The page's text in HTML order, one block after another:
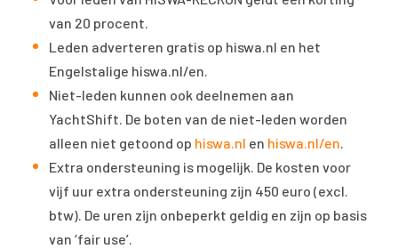
van 20 procent.
Leden adverteren gratis op hiswa.nl en het
Engelstalige hiswa.nl/en.
Niet-leden kunnen ook deelnemen aan
YachtShift. De boten van de niet-leden worden
alleen niet getoond op hiswa.nl en hiswa.nl/en.
Extra ondersteuning is mogelijk. De kosten voor
vijf uur extra ondersteuning zijn 450 euro (excl.
btw). De uren zijn onbeperkt geldig en zijn op basis
van ‘fair use’.